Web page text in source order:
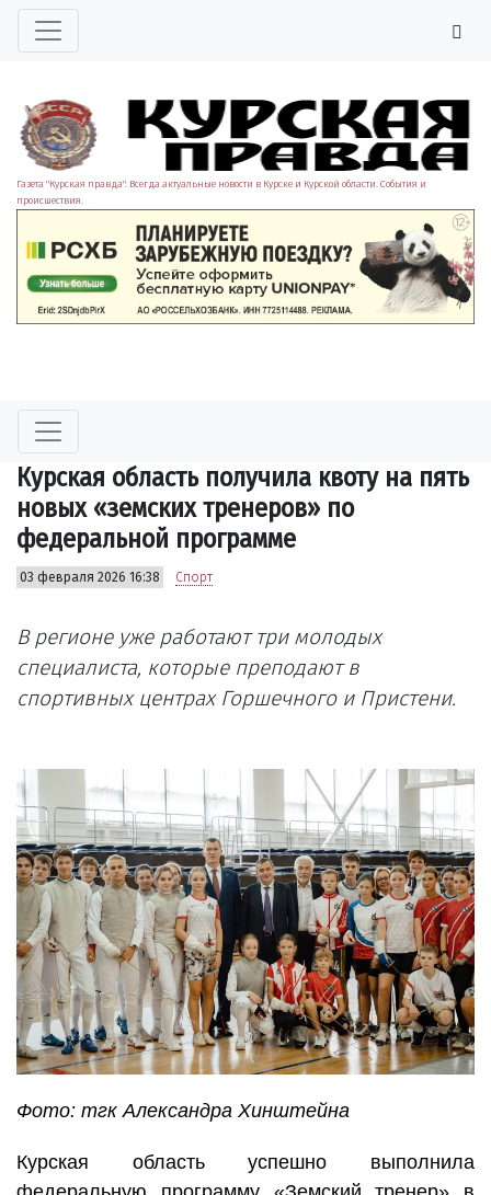
Газета "Курская правда". Всегда актуальные новости в Курске и Курской области. События и
происшествия.
Курская область получила квоту на пять
новых «земских тренеров» по
федеральной программе
03 февраля 2026 16:38 Спорт
В регионе уже работают три молодых
специалиста, которые преподают в
спортивных центрах Горшечного и Пристени.
Фото: тгк Александра Хинштейна
Курская область успешно выполнила